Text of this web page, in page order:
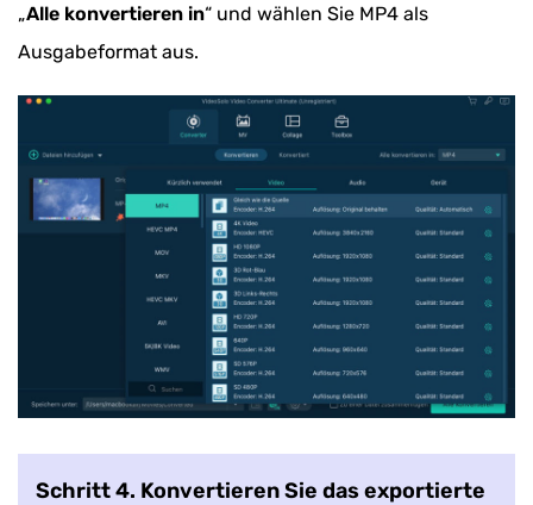
„Alle konvertieren in“ und wählen Sie MP4 als
Ausgabeformat aus.
Schritt 4. Konvertieren Sie das exportierte